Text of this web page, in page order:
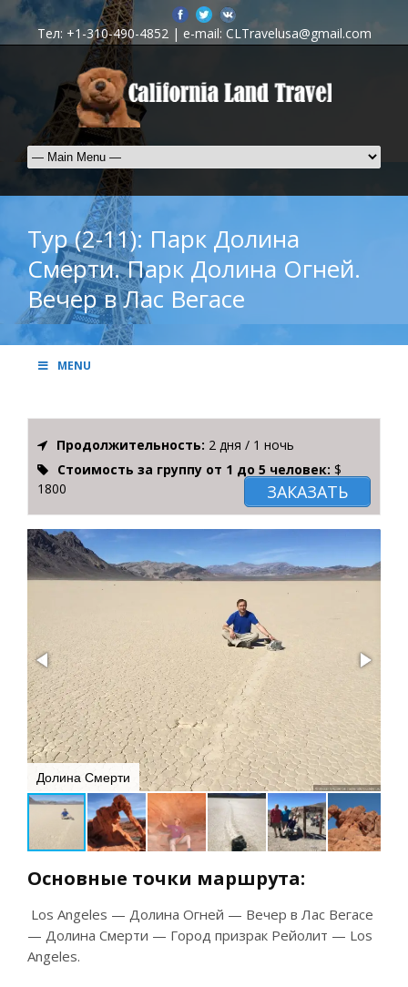
Тел: +1-310-490-4852 | e-mail: CLTravelusa@gmail.com
Тур (2-11): Парк Долина
Смерти. Парк Долина Огней.
Вечер в Лас Вегасе
MENU
Продолжительность: 2 дня / 1 ночь
Стоимость за группу от 1 до 5 человек: $
1800
ЗАКАЗАТЬ
Долина Смерти
Основные точки маршрута:
Los Angeles — Долина Огней — Вечер в Лас Вегасе
— Долина Смерти — Город призрак Рейолит — Los
Angeles.